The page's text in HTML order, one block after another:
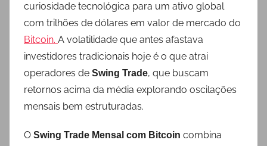
curiosidade tecnológica para um ativo global
com trilhões de dólares em valor de mercado do
Bitcoin. A volatilidade que antes afastava
investidores tradicionais hoje é o que atrai
operadores de Swing Trade, que buscam
retornos acima da média explorando oscilações
mensais bem estruturadas.
O Swing Trade Mensal com Bitcoin combina